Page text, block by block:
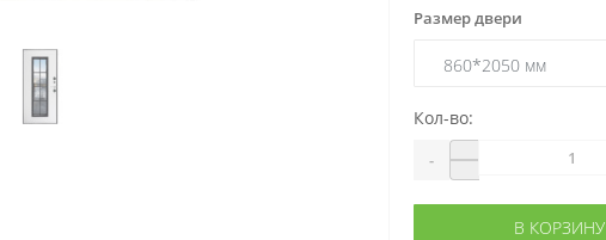
Размер двери
Кол-во:
-
В КОРЗИНУ